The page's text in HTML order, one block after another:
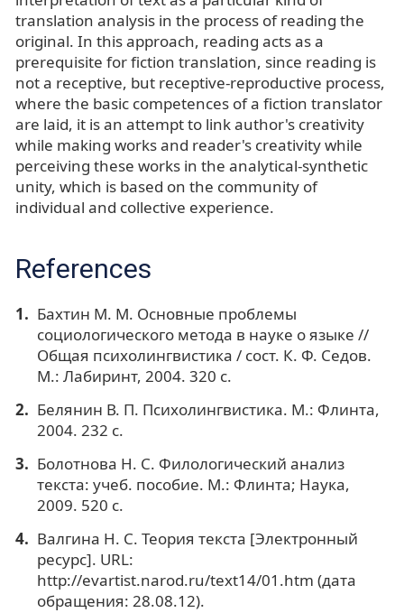
translation analysis in the process of reading the
original. In this approach, reading acts as a
prerequisite for fiction translation, since reading is
not a receptive, but receptive-reproductive process,
where the basic competences of a fiction translator
are laid, it is an attempt to link author's creativity
while making works and reader's creativity while
perceiving these works in the analytical-synthetic
unity, which is based on the community of
individual and collective experience.
References
Бахтин М. М. Основные проблемы
социологического метода в науке о языке //
Общая психолингвистика / сост. К. Ф. Седов.
М.: Лабиринт, 2004. 320 с.
Белянин В. П. Психолингвистика. М.: Флинта,
2004. 232 с.
Болотнова Н. С. Филологический анализ
текста: учеб. пособие. М.: Флинта; Наука,
2009. 520 с.
Валгина Н. С. Теория текста [Электронный
ресурс]. URL:
http://evartist.narod.ru/text14/01.htm (дата
обращения: 28.08.12).